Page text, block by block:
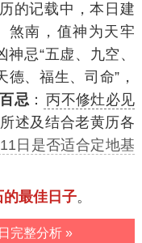
的记载中，本日建
煞南，值神为天牢
神忌“五虚、九空、
德、福生、司命”，
忌 ： 丙不修灶必见
所述及结合老黄历各
日是否适合定地基
最佳日子。
完整分析 »